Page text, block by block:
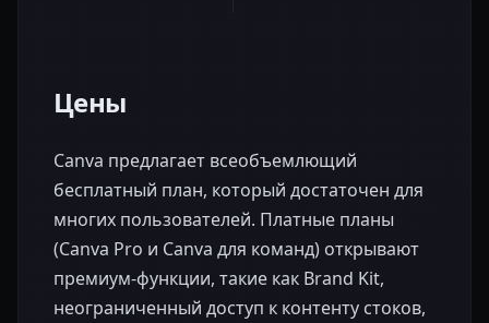
Цены
Canva предлагает всеобъемлющий
бесплатный план, который достаточен для
многих пользователей. Платные планы
(Canva Pro и Canva для команд) открывают
премиум-функции, такие как Brand Kit,
неограниченный доступ к контенту стоков,